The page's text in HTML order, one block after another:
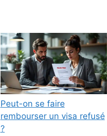
Peut-on se faire
rembourser un visa refusé
?